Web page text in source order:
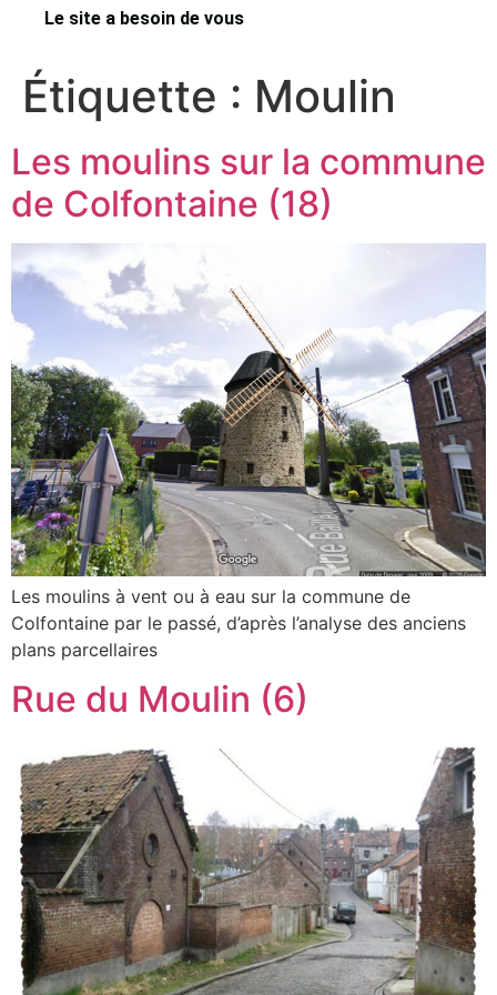
Le site a besoin de vous
Étiquette : Moulin
Les moulins sur la commune
de Colfontaine (18)
Les moulins à vent ou à eau sur la commune de
Colfontaine par le passé, d’après l’analyse des anciens
plans parcellaires
Rue du Moulin (6)